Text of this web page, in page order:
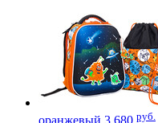
руб.